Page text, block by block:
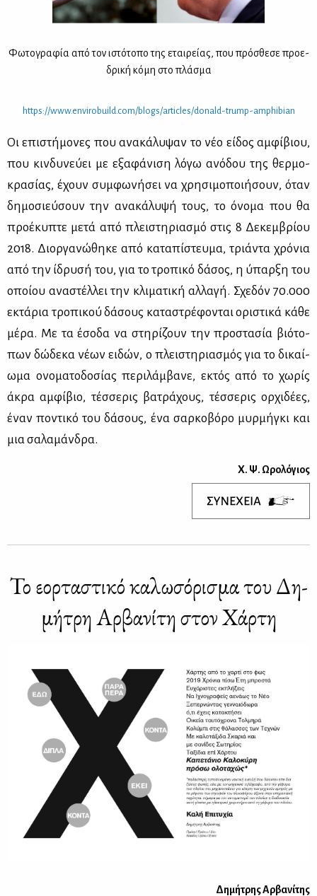
Φω­το­γρα­φία από τον ιστό­το­πο της εται­ρεί­ας, που πρό­σθε­σε προ­ε­
δρι­κή κό­μη στο πλά­σμα
https://​www.​env​irob​uild.​com/​blogs/​art​icle​s/​donald-​trump-​amp​hibi​an
Οι επι­στή­μο­νες που ανα­κά­λυ­ψαν το νέο εί­δος αμ­φί­βιου,
που κιν­δυ­νεύ­ει με εξα­φά­νι­ση λό­γω ανό­δου της θερ­μο­
κρα­σί­ας, έχουν συμ­φω­νή­σει να χρη­σι­μο­ποι­ή­σουν, όταν
δη­μο­σιεύ­σουν την ανα­κά­λυ­ψή τους, το όνο­μα που θα
προ­έ­κυ­πτε με­τά από πλει­στη­ρια­σμό στις 8 Δε­κεμ­βρί­ου
2018. Διορ­γα­νώ­θη­κε από κα­τα­πί­στευ­μα, τριά­ντα χρό­νια
από την ίδρυ­σή του, για το τρο­πι­κό δά­σος, η ύπαρ­ξη του
οποί­ου ανα­στέλ­λει την κλι­μα­τι­κή αλ­λα­γή. Σχε­δόν 70.000
εκτά­ρια τρο­πι­κού δά­σους κα­τα­στρέ­φο­νται ορι­στι­κά κά­θε
μέ­ρα. Με τα έσο­δα να στη­ρί­ζουν την προ­στα­σία βιό­το­
πων δώ­δε­κα νέ­ων ει­δών, ο πλει­στη­ρια­σμός για το δι­καί­
ω­μα ονο­μα­το­δο­σί­ας πε­ρι­λάμ­βα­νε, εκτός από το χω­ρίς
άκρα αμ­φί­βιο, τέσ­σε­ρις βα­τρά­χους, τέσ­σε­ρις ορ­χι­δέ­ες,
έναν πο­ντι­κό του δά­σους, ένα σαρ­κο­βό­ρο μυρ­μή­γκι και
μια σα­λα­μάν­δρα.
Χ. Ψ. Ωρο­λό­γιος
Το εορ­τα­στι­κό κα­λω­σό­ρι­σμα του Δη­
μή­τρη Αρ­βα­νί­τη στον Χάρ­τη
Δη­μή­τρης Αρ­βα­νί­της